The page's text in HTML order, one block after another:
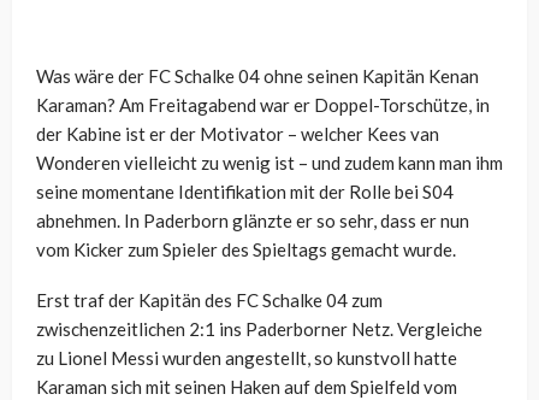
Was wäre der FC Schalke 04 ohne seinen Kapitän Kenan
Karaman? Am Freitagabend war er Doppel-Torschütze, in
der Kabine ist er der Motivator – welcher Kees van
Wonderen vielleicht zu wenig ist – und zudem kann man ihm
seine momentane Identifikation mit der Rolle bei S04
abnehmen. In Paderborn glänzte er so sehr, dass er nun
vom Kicker zum Spieler des Spieltags gemacht wurde.
Erst traf der Kapitän des FC Schalke 04 zum
zwischenzeitlichen 2:1 ins Paderborner Netz. Vergleiche
zu Lionel Messi wurden angestellt, so kunstvoll hatte
Karaman sich mit seinen Haken auf dem Spielfeld vom